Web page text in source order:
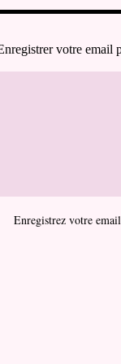
votre email
Enregistrez votre